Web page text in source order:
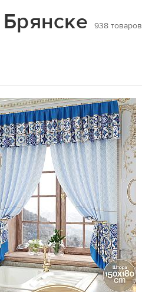
938товаров